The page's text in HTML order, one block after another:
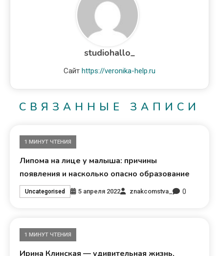
studiohallo_
Сайт https://veronika-help.ru
СВЯЗАННЫЕ ЗАПИСИ
1 МИНУТ ЧТЕНИЯ
Липома на лице у малыша: причины
появления и насколько опасно образование
Uncategorised 5 апреля 2022 znakcomstva_ 0
1 МИНУТ ЧТЕНИЯ
Ирина Клинская — удивительная жизнь,